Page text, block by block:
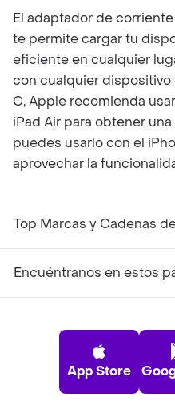
El adaptador de
te permite cargar tu
eficiente en cualquier
con cualquier
C, Apple recomienda
iPad Air para obtener
puedes usarlo con el
aprovechar la
Top Marcas y Cadenas
Encuéntranos en estos
App Store